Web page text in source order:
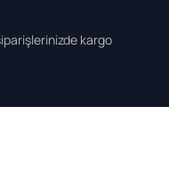
kargo